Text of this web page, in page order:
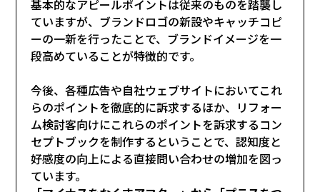
基本的なアピールポイントは従来のものを踏襲し
ていますが、ブランドロゴの新設やキャッチコピ
ーの一新を行ったことで、ブランドイメージを一
段高めていることが特徴的です。
今後、各種広告や自社ウェブサイトにおいてこれ
らのポイントを徹底的に訴求するほか、リフォー
ム検討客向けにこれらのポイントを訴求するコン
セプトブックを制作するということで、認知度と
好感度の向上による直接問い合わせの増加を図っ
ています。